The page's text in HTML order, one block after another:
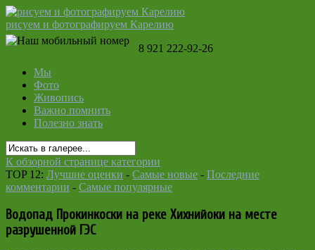
рисуем и фотографируем Карелию
8 921 222-92-26
Мы
Фото
Живопись
Важно помнить
Полезно знать
К обзорной странице категории
TOP 12: Лучшие оценки - Самые новые - Последние
комментарии - Самые популярные
Водопад Прокинкоски на реке Хихнийоки на месте
разрушенной ГЭС